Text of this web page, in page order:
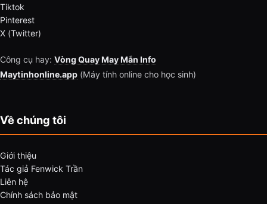
Tiktok
Pinterest
X (Twitter)
Công cụ hay: Vòng Quay May Mắn Info
Maytinhonline.app (Máy tính online cho học sinh)
Về chúng tôi
Giới thiệu
Tác giả Fenwick Trần
Liên hệ
Chính sách bảo mật